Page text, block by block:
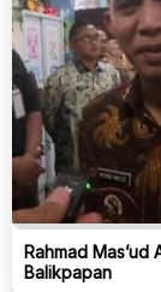
Rahmad
Balikpapan